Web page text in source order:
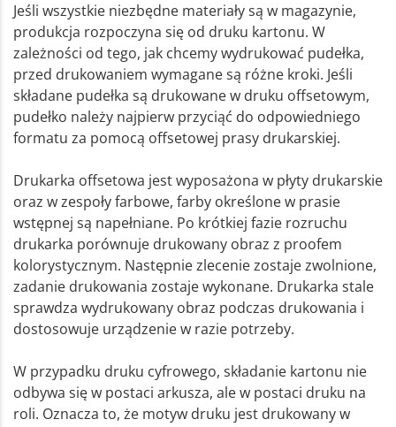
Jeśli wszystkie niezbędne materiały są w magazynie,
produkcja rozpoczyna się od druku kartonu. W
zależności od tego, jak chcemy wydrukować pudełka,
przed drukowaniem wymagane są różne kroki. Jeśli
składane pudełka są drukowane w druku offsetowym,
pudełko należy najpierw przyciąć do odpowiedniego
formatu za pomocą offsetowej prasy drukarskiej.
Drukarka offsetowa jest wyposażona w płyty drukarskie
oraz w zespoły farbowe, farby określone w prasie
wstępnej są napełniane. Po krótkiej fazie rozruchu
drukarka porównuje drukowany obraz z proofem
kolorystycznym. Następnie zlecenie zostaje zwolnione,
zadanie drukowania zostaje wykonane. Drukarka stale
sprawdza wydrukowany obraz podczas drukowania i
dostosowuje urządzenie w razie potrzeby.
W przypadku druku cyfrowego, składanie kartonu nie
odbywa się w postaci arkusza, ale w postaci druku na
roli. Oznacza to, że motyw druku jest drukowany w